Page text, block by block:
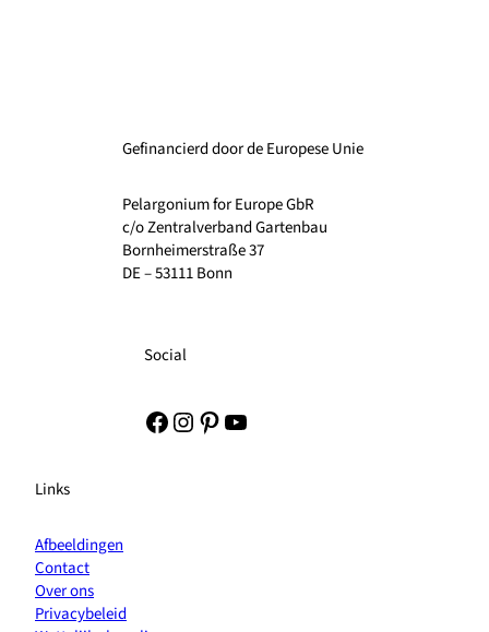
Gefinancierd door de Europese Unie
Pelargonium for Europe GbR
c/o Zentralverband Gartenbau
Bornheimerstraße 37
DE – 53111 Bonn
Social
Facebook
Instagram
Pinterest
YouTube
Links
Afbeeldingen
Contact
Over ons
Privacybeleid